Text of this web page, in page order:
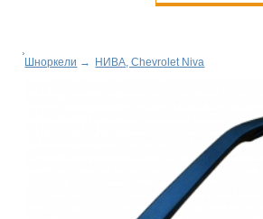
Шноркели → НИВА, Chevrolet Niva